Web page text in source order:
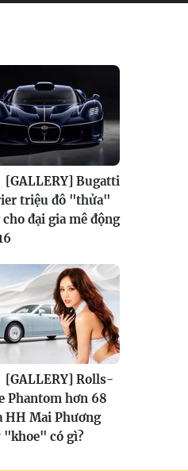
[GALLERY] Bugatti
triệu đô "thửa"
đại gia mê động
[GALLERY] Rolls-
Phantom hơn 68
HH Mai Phương
"khoe" có gì?